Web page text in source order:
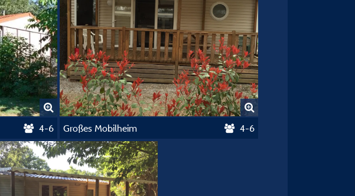
4-6 Großes Mobilheim 4-6